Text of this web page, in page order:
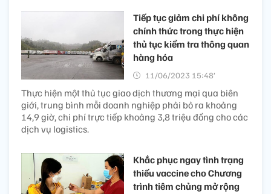
Tiếp tục giảm chi phí không
chính thức trong thực hiện
thủ tục kiểm tra thông quan
hàng hóa
11/06/2023 15:48’
Thực hiện một thủ tục giao dịch thương mại qua biên
giới, trung bình mỗi doanh nghiệp phải bỏ ra khoảng
14,9 giờ, chi phí trực tiếp khoảng 3,8 triệu đồng cho các
dịch vụ logistics.
Khắc phục ngay tình trạng
thiếu vaccine cho Chương
trình tiêm chủng mở rộng